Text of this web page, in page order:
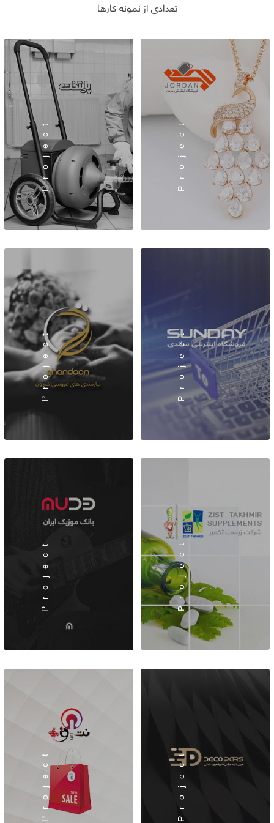
تعدادی از نمونه کارها
Project
Project
Project
Project
Project
Project
Project
Project